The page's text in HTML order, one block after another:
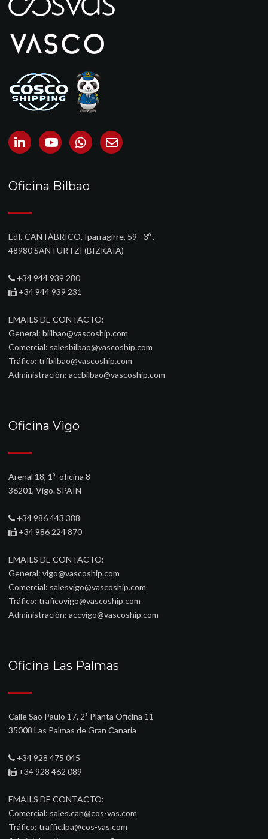
Oficina Bilbao
Edf.-CANTÁBRICO. Iparragirre, 59 - 3º .
48980 SANTURTZI (BIZKAIA)‎
+34 944 939 280
+34 944 939 231
EMAILS DE CONTACTO:
General: biilbao@vascoship.com
Comercial: salesbilbao@vascoship.com
Tráfico: trfbilbao@vascoship.com
Administración: accbilbao@vascoship.com
Oficina Vigo
Arenal 18, 1º- oficina 8
36201, Vigo. SPAIN
+34 986 443 388
+34 986 224 870
EMAILS DE CONTACTO:
General: vigo@vascoship.com
Comercial: salesvigo@vascoship.com
Tráfico: traficovigo@vascoship.com
Administración: accvigo@vascoship.com
Oficina Las Palmas
Calle Sao Paulo 17, 2ª Planta Oficina 11
35008 Las Palmas de Gran Canaria
+34 928 475 045
+34 928 462 089
EMAILS DE CONTACTO:
Comercial: sales.can@cos-vas.com
Tráfico: traffic.lpa@cos-vas.com